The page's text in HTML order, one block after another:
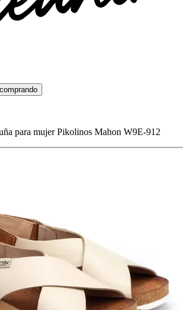
para mujer Pikolinos Mahon W9E-912